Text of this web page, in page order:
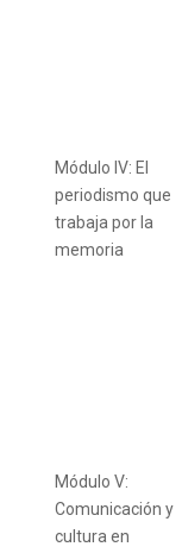
Módulo IV: El
periodismo que
trabaja por la
memoria
Módulo V:
Comunicación y
cultura en